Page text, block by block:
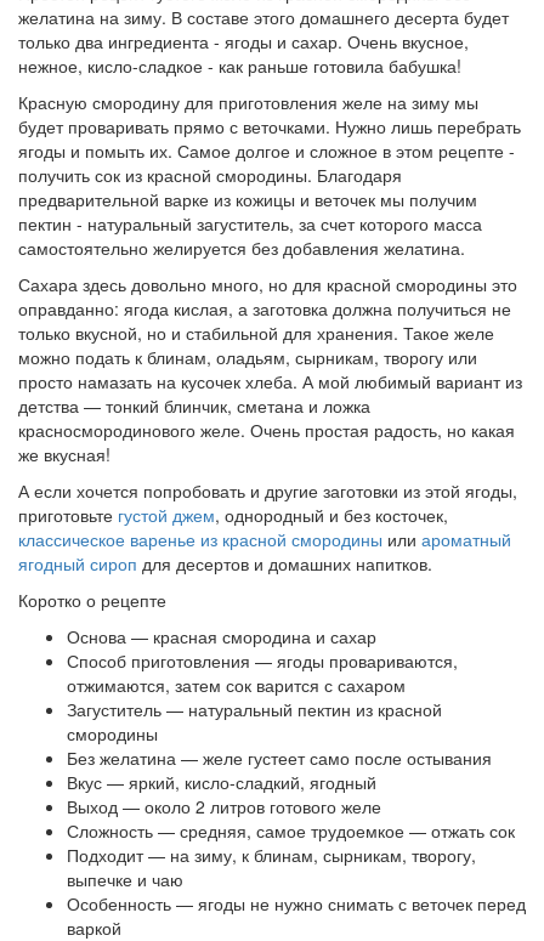
желатина на зиму. В составе этого домашнего десерта будет
только два ингредиента - ягоды и сахар. Очень вкусное,
нежное, кисло-сладкое - как раньше готовила бабушка!
Красную смородину для приготовления желе на зиму мы
будет проваривать прямо с веточками. Нужно лишь перебрать
ягоды и помыть их. Самое долгое и сложное в этом рецепте -
получить сок из красной смородины. Благодаря
предварительной варке из кожицы и веточек мы получим
пектин - натуральный загуститель, за счет которого масса
самостоятельно желируется без добавления желатина.
Сахара здесь довольно много, но для красной смородины это
оправданно: ягода кислая, а заготовка должна получиться не
только вкусной, но и стабильной для хранения. Такое желе
можно подать к блинам, оладьям, сырникам, творогу или
просто намазать на кусочек хлеба. А мой любимый вариант из
детства — тонкий блинчик, сметана и ложка
красносмородинового желе. Очень простая радость, но какая
же вкусная!
А если хочется попробовать и другие заготовки из этой ягоды,
приготовьте густой джем, однородный и без косточек,
классическое варенье из красной смородины или ароматный
ягодный сироп для десертов и домашних напитков.
Коротко о рецепте
Основа — красная смородина и сахар
Способ приготовления — ягоды провариваются,
отжимаются, затем сок варится с сахаром
Загуститель — натуральный пектин из красной
смородины
Без желатина — желе густеет само после остывания
Вкус — яркий, кисло-сладкий, ягодный
Выход — около 2 литров готового желе
Сложность — средняя, самое трудоемкое — отжать сок
Подходит — на зиму, к блинам, сырникам, творогу,
выпечке и чаю
Особенность — ягоды не нужно снимать с веточек перед
варкой